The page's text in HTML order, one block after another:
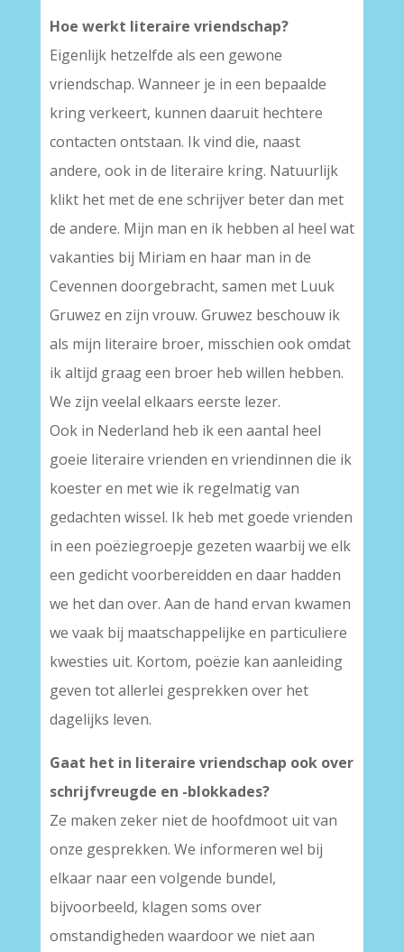
Hoe werkt literaire vriendschap?
Eigenlijk hetzelfde als een gewone
vriendschap. Wanneer je in een bepaalde
kring verkeert, kunnen daaruit hechtere
contacten ontstaan. Ik vind die, naast
andere, ook in de literaire kring. Natuurlijk
klikt het met de ene schrijver beter dan met
de andere. Mijn man en ik hebben al heel wat
vakanties bij Miriam en haar man in de
Cevennen doorgebracht, samen met Luuk
Gruwez en zijn vrouw. Gruwez beschouw ik
als mijn literaire broer, misschien ook omdat
ik altijd graag een broer heb willen hebben.
We zijn veelal elkaars eerste lezer.
Ook in Nederland heb ik een aantal heel
goeie literaire vrienden en vriendinnen die ik
koester en met wie ik regelmatig van
gedachten wissel. Ik heb met goede vrienden
in een poëziegroepje gezeten waarbij we elk
een gedicht voorbereidden en daar hadden
we het dan over. Aan de hand ervan kwamen
we vaak bij maatschappelijke en particuliere
kwesties uit. Kortom, poëzie kan aanleiding
geven tot allerlei gesprekken over het
dagelijks leven.
Gaat het in literaire vriendschap ook over
schrijfvreugde en -blokkades?
Ze maken zeker niet de hoofdmoot uit van
onze gesprekken. We informeren wel bij
elkaar naar een volgende bundel,
bijvoorbeeld, klagen soms over
omstandigheden waardoor we niet aan